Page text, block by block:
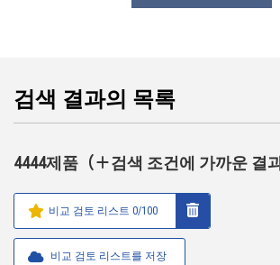
검색 결과의 목록
4444제품（＋검색 조건에 가까운 결과
비교 검토 리스트 0/100
비교 검토 리스트를 저장